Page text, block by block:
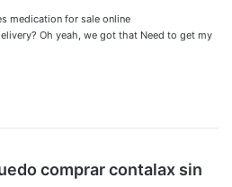
:
medication for sale online
Oh yeah, we got that Need to get my
comprar contalax sin